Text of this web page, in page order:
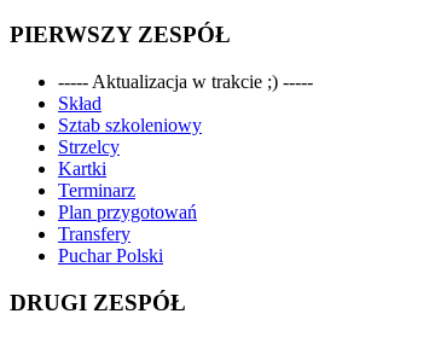
PIERWSZY ZESPÓŁ
----- Aktualizacja w trakcie ;) -----
Skład
Sztab szkoleniowy
Strzelcy
Kartki
Terminarz
Plan przygotowań
Transfery
Puchar Polski
DRUGI ZESPÓŁ